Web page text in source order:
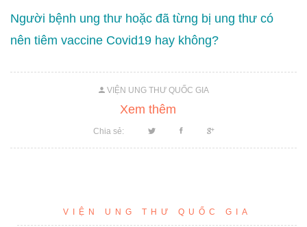
Người bệnh ung thư hoặc đã từng bị ung thư có
nên tiêm vaccine Covid19 hay không?
VIỆN UNG THƯ QUỐC GIA
Xem thêm
Chia sẻ:
VIỆN UNG THƯ QUỐC GIA